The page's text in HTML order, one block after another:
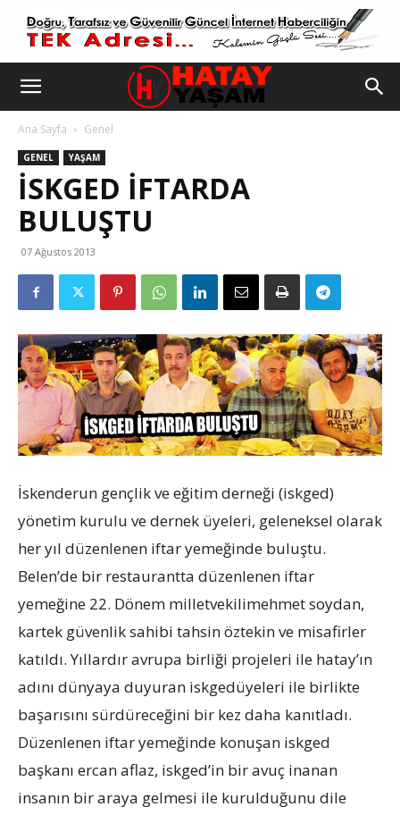
Ana Sayfa Genel
GENEL YAŞAM
İSKGED İFTARDA
BULUŞTU
07 Ağustos 2013
İskenderun gençlik ve eğitim derneği (iskged)
yönetim kurulu ve dernek üyeleri, geleneksel olarak
her yıl düzenlenen iftar yemeğinde buluştu.
Belen’de bir restaurantta düzenlenen iftar
yemeğine 22. Dönem milletvekilimehmet soydan,
kartek güvenlik sahibi tahsin öztekin ve misafirler
katıldı. Yıllardır avrupa birliği projeleri ile hatay’ın
adını dünyaya duyuran iskgedüyeleri ile birlikte
başarısını sürdüreceğini bir kez daha kanıtladı.
Düzenlenen iftar yemeğinde konuşan iskged
başkanı ercan aflaz, iskged’in bir avuç inanan
insanın bir araya gelmesi ile kurulduğunu dile